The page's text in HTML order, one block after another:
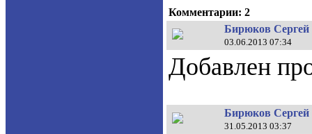
Комментарии: 2
Бирюков Сергей
03.06.2013 07:34
Добавлен
Бирюков Сергей
31.05.2013 03:37